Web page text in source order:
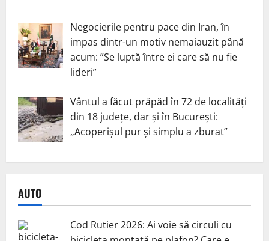
Negocierile pentru pace din Iran, în
impas dintr-un motiv nemaiauzit până
acum: ”Se luptă între ei care să nu fie
lideri”
Vântul a făcut prăpăd în 72 de localități
din 18 județe, dar și în București:
„Acoperișul pur și simplu a zburat”
AUTO
Cod Rutier 2026: Ai voie să circuli cu